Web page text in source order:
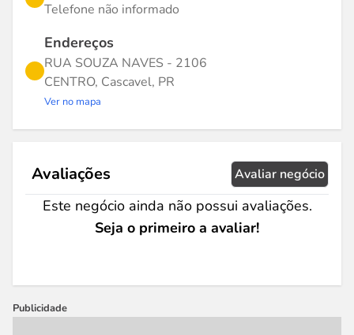
Telefone não informado
Endereços
RUA SOUZA NAVES - 2106
CENTRO, Cascavel, PR
Ver no mapa
Avaliações Avaliar negócio
Este negócio ainda não possui avaliações.
Seja o primeiro a avaliar!
Publicidade